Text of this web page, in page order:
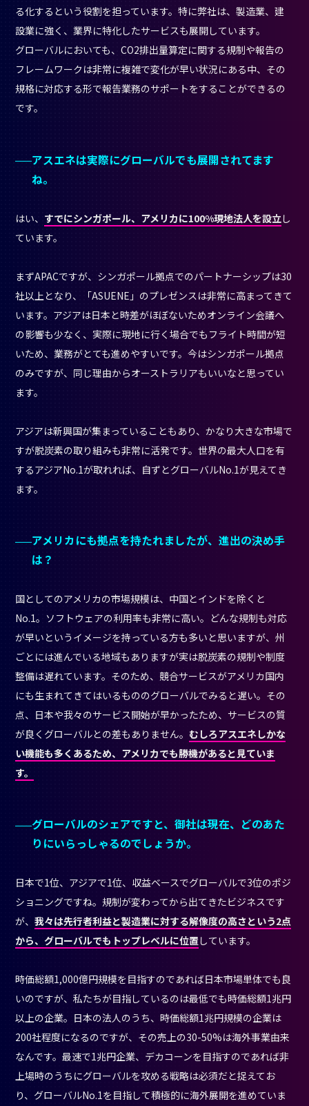
る化するという役割を担っています。特に弊社は、製造業、建
設業に強く、業界に特化したサービスも展開しています。
グローバルにおいても、CO2排出量算定に関する規制や報告の
フレームワークは非常に複雑で変化が早い状況にある中、その
規格に対応する形で報告業務のサポートをすることができるの
です。
アスエネは実際にグローバルでも展開されてます
ね。
はい、 すでにシンガポール、アメリカに100%現地法人を設立 し
ています。
まずAPACですが、シンガポール拠点でのパートナーシップは30
社以上となり、「ASUENE」のプレゼンスは非常に高まってきて
います。アジアは日本と時差がほぼないためオンライン会議へ
の影響も少なく、実際に現地に行く場合でもフライト時間が短
いため、業務がとても進めやすいです。今はシンガポール拠点
のみですが、同じ理由からオーストラリアもいいなと思ってい
ます。
アジアは新興国が集まっていることもあり、かなり大きな市場で
すが脱炭素の取り組みも非常に活発です。世界の最大人口を有
するアジアNo.1が取れれば、自ずとグローバルNo.1が見えてき
ます。
アメリカにも拠点を持たれましたが、進出の決め手
は？
国としてのアメリカの市場規模は、中国とインドを除くと
No.1。ソフトウェアの利用率も非常に高い。どんな規制も対応
が早いというイメージを持っている方も多いと思いますが、州
ごとには進んでいる地域もありますが実は脱炭素の規制や制度
整備は遅れています。そのため、競合サービスがアメリカ国内
にも生まれてきてはいるもののグローバルでみると遅い。その
点、日本や我々のサービス開始が早かったため、サービスの質
が良くグローバルとの差もありません。 むしろアスエネしかな
い機能も多くあるため、アメリカでも勝機があると見ていま
す。
グローバルのシェアですと、御社は現在、どのあた
りにいらっしゃるのでしょうか。
日本で1位、アジアで1位、収益ベースでグローバルで3位のポジ
ショニングですね。規制が変わってから出てきたビジネスです
が、我々は先行者利益と製造業に対する解像度の高さという2点
から、グローバルでもトップレベルに位置 しています。
時価総額1,000億円規模を目指すのであれば日本市場単体でも良
いのですが、私たちが目指しているのは最低でも時価総額1兆円
以上の企業。日本の法人のうち、時価総額1兆円規模の企業は
200社程度になるのですが、その売上の30-50%は海外事業由来
なんです。最速で1兆円企業、デカコーンを目指すのであれば非
上場時のうちにグローバルを攻める戦略は必須だと捉えてお
り、グローバルNo.1を目指して積極的に海外展開を進めていま